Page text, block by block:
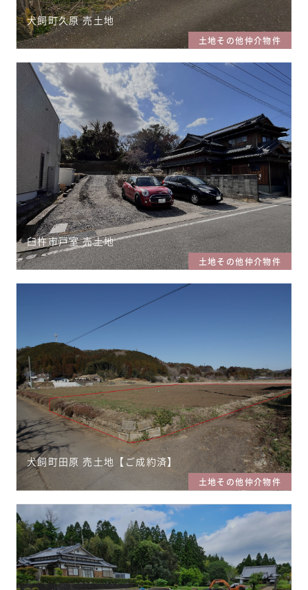
犬飼町久原 売土地
土地その他仲介物件
臼杵市戸室 売土地
土地その他仲介物件
犬飼町田原 売土地【ご成約済】
土地その他仲介物件